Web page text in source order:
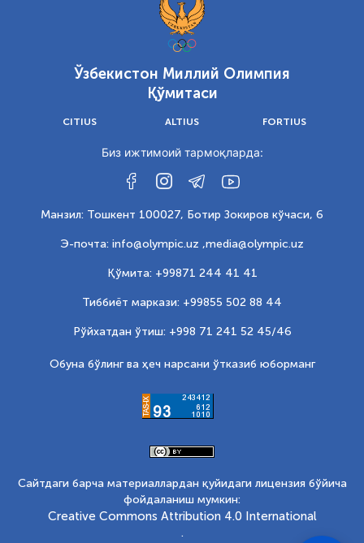
Ўзбекистон Миллий Олимпия
Қўмитаси
CITIUS ALTIUS FORTIUS
Биз ижтимоий тармоқларда:
Манзил: Тошкент 100027, Ботир Зокиров кўчаси, 6
Э-почта: info@olympic.uz ,media@olympic.uz
Қўмита: +99871 244 41 41
Тиббиёт маркази: +99855 502 88 44
Рўйхатдан ўтиш: +998 71 241 52 45/46
Обуна бўлинг ва ҳеч нарсани ўтказиб юборманг
Сайтдаги барча материаллардан қуйидаги лицензия бўйича
фойдаланиш мумкин:
Creative Commons Attribution 4.0 International
.